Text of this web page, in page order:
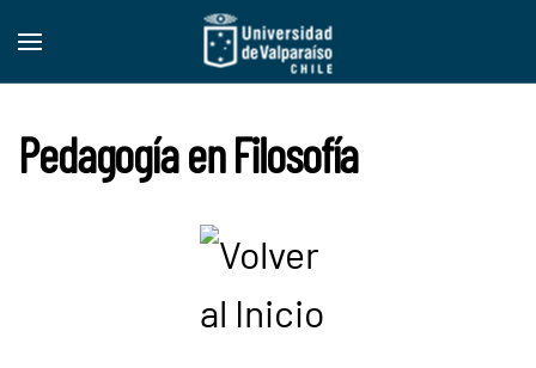
Skip to main content
Pedagogía en Filosofía